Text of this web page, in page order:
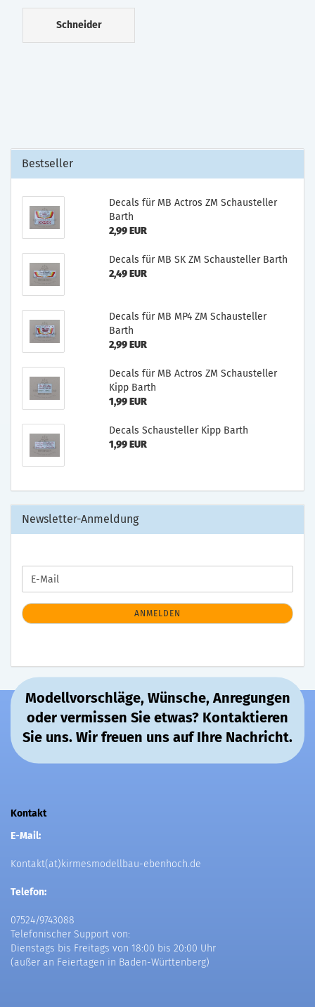
Schneider
Bestseller
Decals für MB Actros ZM Schausteller
Barth
2,99 EUR
Decals für MB SK ZM Schausteller Barth
2,49 EUR
Decals für MB MP4 ZM Schausteller
Barth
2,99 EUR
Decals für MB Actros ZM Schausteller
Kipp Barth
1,99 EUR
Decals Schausteller Kipp Barth
1,99 EUR
Newsletter-Anmeldung
ZUR
ANMELDUNG
E-
Mail
ANMELDEN
Modellvorschläge, Wünsche, Anregungen
oder vermissen Sie etwas? Kontaktieren
Sie uns. Wir freuen uns auf Ihre Nachricht.
Kontakt
E-Mail:
Kontakt(at)kirmesmodellbau-ebenhoch.de
Telefon:
07524/9743088
Telefonischer Support von:
Dienstags bis Freitags von 18:00 bis 20:00 Uhr
(außer an Feiertagen in Baden-Württenberg)